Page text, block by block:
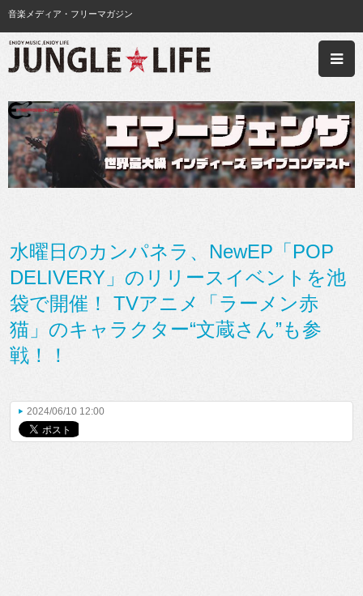
音楽メディア・フリーマガジン
水曜日のカンパネラ、NewEP「POP
DELIVERY」のリリースイベントを池
袋で開催！ TVアニメ「ラーメン赤
猫」のキャラクター“文蔵さん”も参
戦！！
2024/06/10 12:00